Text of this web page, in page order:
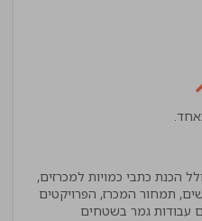
הכנת כתבי כמויות למכרזים,
תמחור המכרז, הפרויקטים
עבודות גמר בשטחים